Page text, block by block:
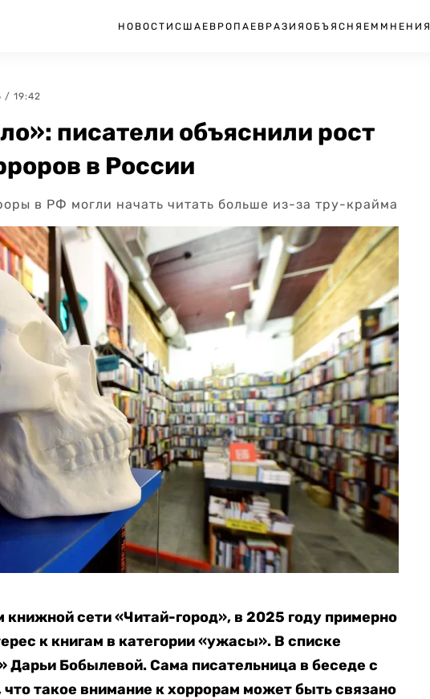
НОВОСТИ США ЕВРОПА ЕВРАЗИЯ ОБЪЯСНЯЕМ МНЕНИЯ
/ 19:42
писатели объяснили рост
в России
в РФ могли начать читать больше из-за тру-крайма
сети «Читай-город», в 2025 году примерно
к книгам в категории «ужасы». В списке
Дарьи Бобылевой. Сама писательница в беседе с
такое внимание к хоррорам может быть связано